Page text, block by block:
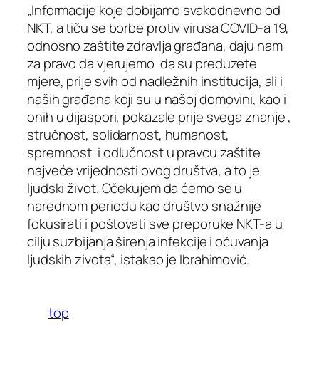
„Informacije koje dobijamo svakodnevno od
NKT, a tiču se borbe protiv virusa COVID-a 19,
odnosno zaštite zdravlja građana, daju nam
za pravo da vjerujemo da su preduzete
mjere, prije svih od nadležnih institucija, ali i
naših građana koji su u našoj domovini, kao i
onih u dijaspori, pokazale prije svega znanje ,
stručnost, solidarnost, humanost,
spremnost i odlučnost u pravcu zaštite
najveće vrijednosti ovog društva, a to je
ljudski život. Očekujem da ćemo se u
narednom periodu kao društvo snažnije
fokusirati i poštovati sve preporuke NKT-a u
cilju suzbijanja širenja infekcije i očuvanja
ljudskih zivota“, istakao je Ibrahimović.
top